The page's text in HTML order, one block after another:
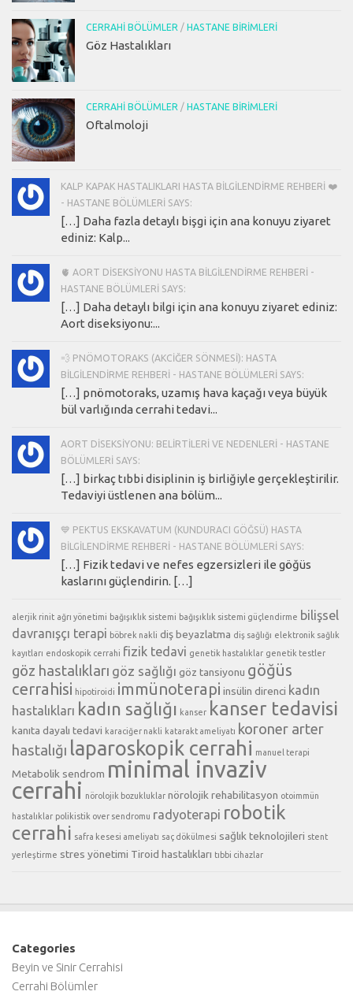
CERRAHI BÖLÜMLER / HASTANE BIRIMLERI
Göz Hastalıkları
CERRAHI BÖLÜMLER / HASTANE BIRIMLERI
Oftalmoloji
KALP KAPAK HASTALIKLARI HASTA BILGILENDIRME REHBERI ❤️
- HASTANE BÖLÜMLERI SAYS:
[…] Daha fazla detaylı bişgi için ana konuyu ziyaret
ediniz: Kalp...
🫀 AORT DISEKSIYONU HASTA BILGILENDIRME REHBERI -
HASTANE BÖLÜMLERI SAYS:
[…] Daha detaylı bilgi için ana konuyu ziyaret ediniz:
Aort diseksiyonu:...
💨 PNÖMOTORAKS (AKCIĞER SÖNMESI): HASTA
BILGILENDIRME REHBERI - HASTANE BÖLÜMLERI SAYS:
[…] pnömotoraks, uzamış hava kaçağı veya büyük
bül varlığında cerrahi tedavi...
AORT DISEKSIYONU: BELIRTILERI VE NEDENLERI - HASTANE
BÖLÜMLERI SAYS:
[…] birkaç tıbbi disiplinin iş birliğiyle gerçekleştirilir.
Tedaviyi üstlenen ana bölüm...
💙 PEKTUS EKSKAVATUM (KUNDURACI GÖĞSÜ) HASTA
BILGILENDIRME REHBERI - HASTANE BÖLÜMLERI SAYS:
[…] Fizik tedavi ve nefes egzersizleri ile göğüs
kaslarını güçlendirin. […]
alerjik rinit ağrı yönetimi bağışıklık sistemi bağışıklık sistemi güçlendirme bilişsel
davranışçı terapi böbrek nakli diş beyazlatma diş sağlığı elektronik sağlık
kayıtları endoskopik cerrahi fizik tedavi genetik hastalıklar genetik testler
göz hastalıkları göz sağlığı göz tansiyonu göğüs
cerrahisi hipotiroidi immünoterapi insülin direnci kadın
hastalıkları kadın sağlığı kanser kanser tedavisi
kanıta dayalı tedavi karaciğer nakli katarakt ameliyatı koroner arter
hastalığı laparoskopik cerrahi manuel terapi
Metabolik sendrom minimal invaziv
cerrahi nörolojik bozukluklar nörolojik rehabilitasyon otoimmün
hastalıklar polikistik over sendromu radyoterapi robotik
cerrahi safra kesesi ameliyatı saç dökülmesi sağlık teknolojileri stent
yerleştirme stres yönetimi Tiroid hastalıkları tıbbi cihazlar
Categories
Beyin ve Sinir Cerrahisi
Cerrahi Bölümler